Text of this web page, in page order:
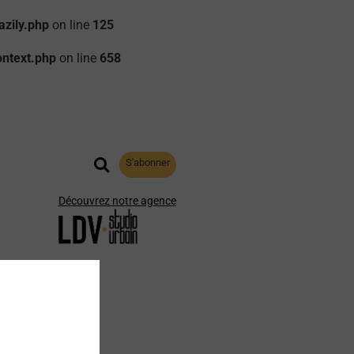
on line 125
on line 658
S'abonner
Découvrez notre agence